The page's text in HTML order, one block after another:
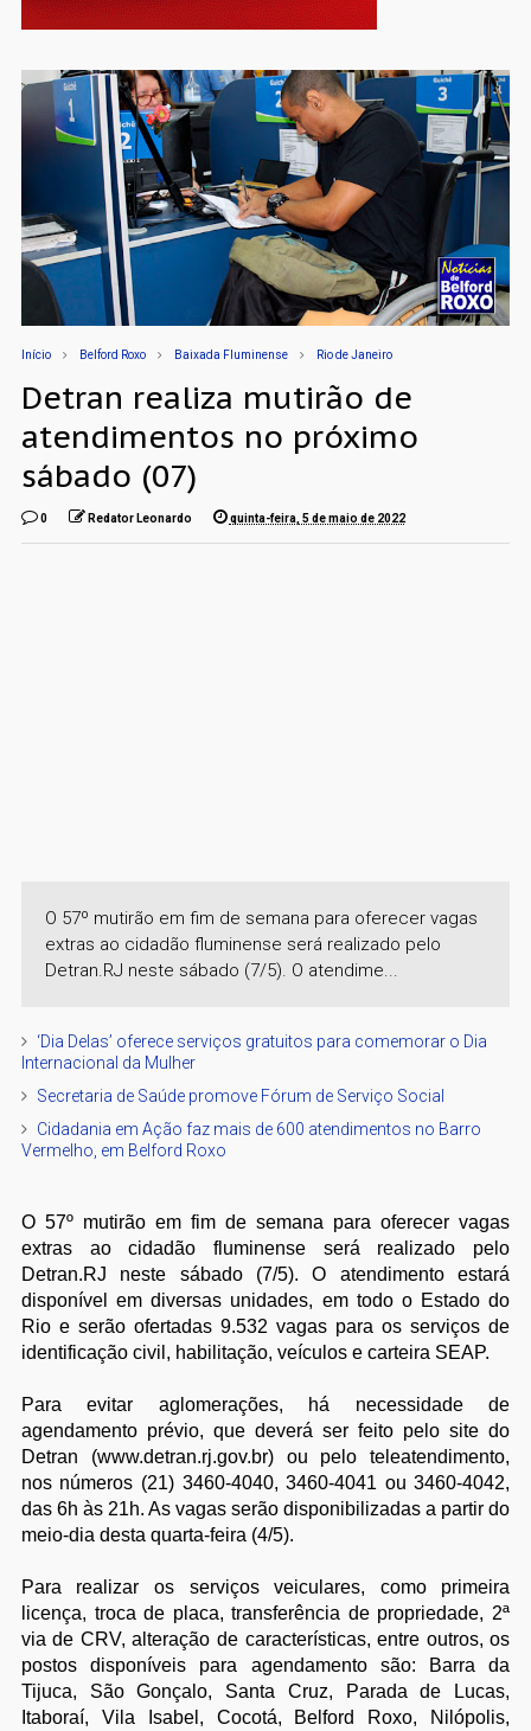
Início Belford Roxo Baixada Fluminense Rio de Janeiro
Detran realiza mutirão de
atendimentos no próximo
sábado (07)
0 Redator Leonardo quinta-feira, 5 de maio de 2022
O 57º mutirão em fim de semana para oferecer vagas
extras ao cidadão fluminense será realizado pelo
Detran.RJ neste sábado (7/5). O atendime...
‘Dia Delas’ oferece serviços gratuitos para comemorar o Dia
Internacional da Mulher
Secretaria de Saúde promove Fórum de Serviço Social
Cidadania em Ação faz mais de 600 atendimentos no Barro
Vermelho, em Belford Roxo
O 57º mutirão em fim de semana para oferecer vagas
extras ao cidadão fluminense será realizado pelo
Detran.RJ neste sábado (7/5). O atendimento estará
disponível em diversas unidades, em todo o Estado do
Rio e serão ofertadas 9.532 vagas para os serviços de
identificação civil, habilitação, veículos e carteira SEAP.
Para evitar aglomerações, há necessidade de
agendamento prévio, que deverá ser feito pelo site do
Detran (www.detran.rj.gov.br) ou pelo teleatendimento,
nos números (21) 3460-4040, 3460-4041 ou 3460-4042,
das 6h às 21h. As vagas serão disponibilizadas a partir do
meio-dia desta quarta-feira (4/5).
Para realizar os serviços veiculares, como primeira
licença, troca de placa, transferência de propriedade, 2ª
via de CRV, alteração de características, entre outros, os
postos disponíveis para agendamento são: Barra da
Tijuca, São Gonçalo, Santa Cruz, Parada de Lucas,
Itaboraí, Vila Isabel, Cocotá, Belford Roxo, Nilópolis,